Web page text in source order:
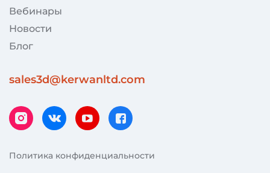
Вебинары
Новости
Блог
sales3d@kerwanltd.com
instagram
vk youtubefacebook
Политика конфиденциальности